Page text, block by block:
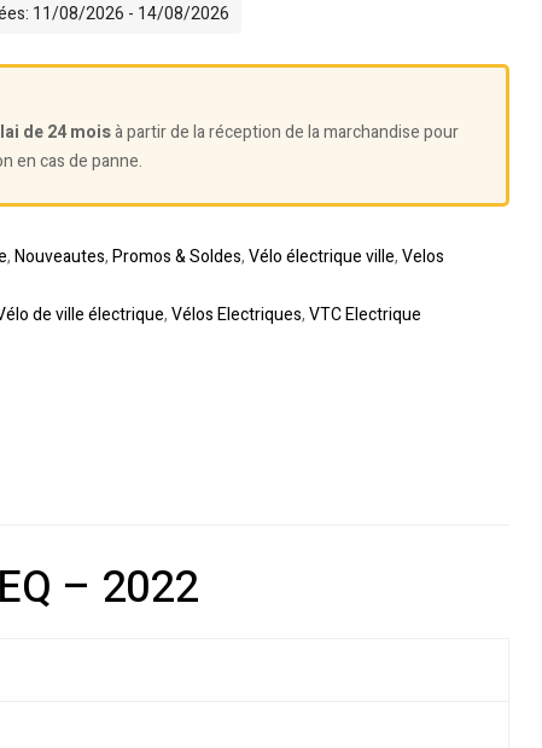
11/08/2026 - 14/08/2026
de 24 moisà partir de la réception de la marchandise pour
en cas de panne.
,Nouveautes,Promos & Soldes,Vélo électrique ville,Velos
de ville électrique,Vélos Electriques,VTC Electrique
– 2022